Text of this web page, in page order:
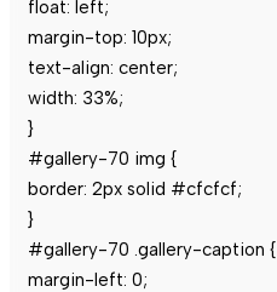
float: left;
margin-top: 10px;
text-align: center;
width: 33%;
}
#gallery-70 img {
border: 2px solid #cfcfcf;
}
#gallery-70 .gallery-caption {
margin-left: 0;